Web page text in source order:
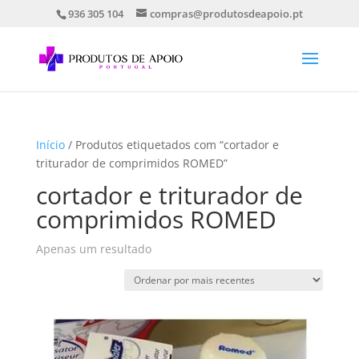
936 305 104 compras@produtosdeapoio.pt
Início/ Produtos etiquetados com “cortador e
triturador de comprimidos ROMED”
cortador e triturador de
comprimidos ROMED
Apenas um resultado